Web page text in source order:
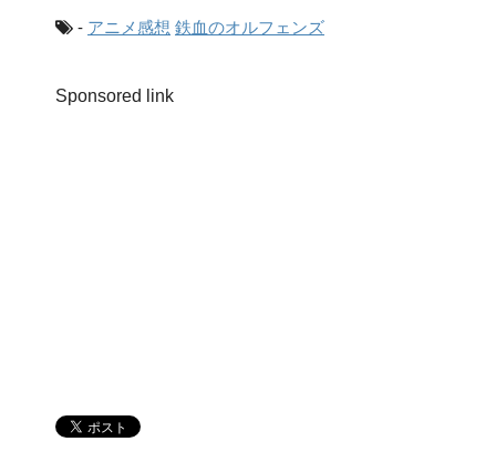
- アニメ感想 鉄血のオルフェンズ
Sponsored link